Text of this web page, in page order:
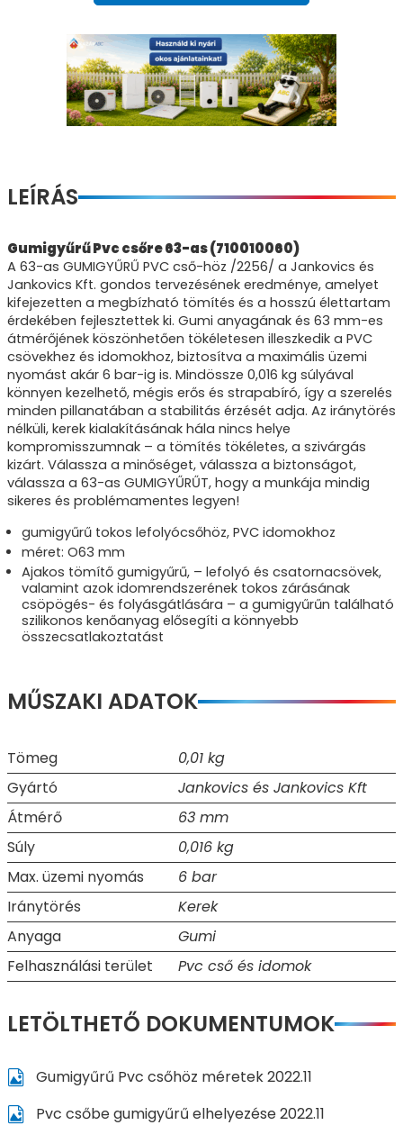
LEÍRÁS
Gumigyűrű Pvc csőre 63-as (710010060)
A 63-as GUMIGYŰRŰ PVC cső-höz /2256/ a Jankovics és
Jankovics Kft. gondos tervezésének eredménye, amelyet
kifejezetten a megbízható tömítés és a hosszú élettartam
érdekében fejlesztettek ki. Gumi anyagának és 63 mm-es
átmérőjének köszönhetően tökéletesen illeszkedik a PVC
csövekhez és idomokhoz, biztosítva a maximális üzemi
nyomást akár 6 bar-ig is. Mindössze 0,016 kg súlyával
könnyen kezelhető, mégis erős és strapabíró, így a szerelés
minden pillanatában a stabilitás érzését adja. Az iránytörés
nélküli, kerek kialakításának hála nincs helye
kompromisszumnak – a tömítés tökéletes, a szivárgás
kizárt. Válassza a minőséget, válassza a biztonságot,
válassza a 63-as GUMIGYŰRŰT, hogy a munkája mindig
sikeres és problémamentes legyen!
gumigyűrű tokos lefolyócsőhöz, PVC idomokhoz
méret: O63 mm
Ajakos tömítő gumigyűrű, – lefolyó és csatornacsövek,
valamint azok idomrendszerének tokos zárásának
csöpögés- és folyásgátlására – a gumigyűrűn található
szilikonos kenőanyag elősegíti a könnyebb
összecsatlakoztatást
MŰSZAKI ADATOK
Tömeg
0,01 kg
Gyártó
Jankovics és Jankovics Kft
Átmérő
63 mm
Súly
0,016 kg
Max. üzemi nyomás
6 bar
Iránytörés
Kerek
Anyaga
Gumi
Felhasználási terület
Pvc cső és idomok
LETÖLTHETŐ DOKUMENTUMOK
Gumigyűrű Pvc csőhöz méretek 2022.11
Pvc csőbe gumigyűrű elhelyezése 2022.11